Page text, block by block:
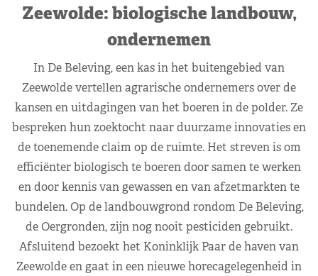
Zeewolde: biologische landbouw,
ondernemen
In De Beleving, een kas in het buitengebied van
Zeewolde vertellen agrarische ondernemers over de
kansen en uitdagingen van het boeren in de polder. Ze
bespreken hun zoektocht naar duurzame innovaties en
de toenemende claim op de ruimte. Het streven is om
efficiënter biologisch te boeren door samen te werken
en door kennis van gewassen en van afzetmarkten te
bundelen. Op de landbouwgrond rondom De Beleving,
de Oergronden, zijn nog nooit pesticiden gebruikt.
Afsluitend bezoekt het Koninklijk Paar de haven van
Zeewolde en gaat in een nieuwe horecagelegenheid in